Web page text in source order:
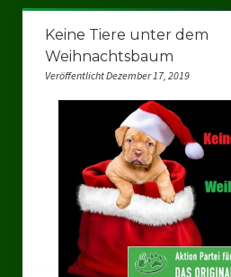
Ratsfraktion Tierschutz Aktiv
Ratsgruppe Freie Wähler Tierschutz
Ratsgruppe TIERSCHUTZ GUT
Ratsgruppe DKP / TIERSCHUTZ
Kreistagsgruppe TIERSCHUTZ
Keine Tiere unter dem
Weihnachtsbaum
Veröffentlicht Dezember 17, 2019